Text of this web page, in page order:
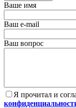
Ваше имя
Ваш e-mail
Ваш вопрос
Я прочитал и